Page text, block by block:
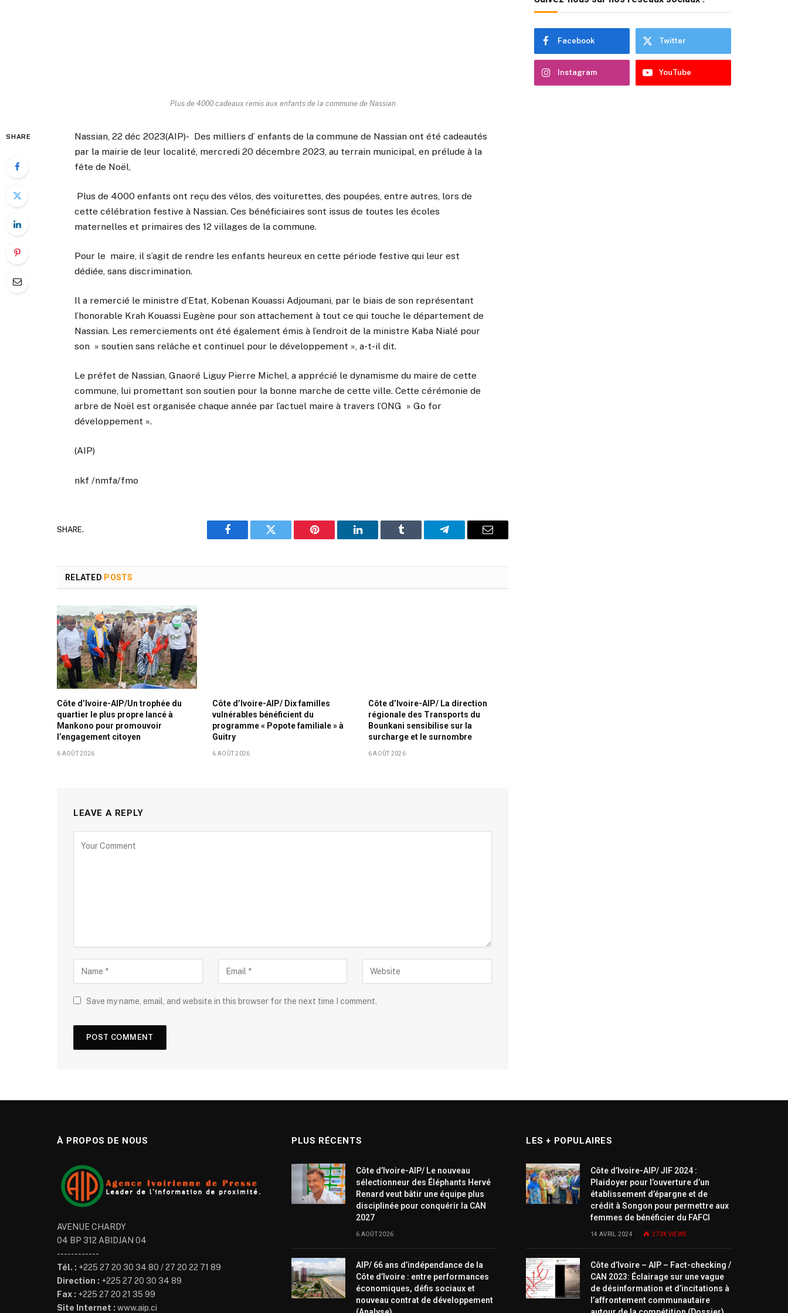
Plus de 4000 cadeaux remis aux enfants de la commune de Nassian
SHARE
Nassian, 22 déc 2023(AIP)- Des milliers d’ enfants de la commune de Nassian ont été cadeautés
par la mairie de leur localité, mercredi 20 décembre 2023, au terrain municipal, en prélude à la
fête de Noël,
Plus de 4000 enfants ont reçu des vélos, des voiturettes, des poupées, entre autres, lors de
cette célébration festive à Nassian. Ces bénéficiaires sont issus de toutes les écoles
maternelles et primaires des 12 villages de la commune.
Pour le maire, il s’agit de rendre les enfants heureux en cette période festive qui leur est
dédiée, sans discrimination.
Il a remercié le ministre d’Etat, Kobenan Kouassi Adjoumani, par le biais de son représentant
l’honorable Krah Kouassi Eugène pour son attachement à tout ce qui touche le département de
Nassian. Les remerciements ont été également émis à l’endroit de la ministre Kaba Nialé pour
son » soutien sans relâche et continuel pour le développement », a-t-il dit.
Le préfet de Nassian, Gnaoré Liguy Pierre Michel, a apprécié le dynamisme du maire de cette
commune, lui promettant son soutien pour la bonne marche de cette ville. Cette cérémonie de
arbre de Noël est organisée chaque année par l’actuel maire à travers l’ONG » Go for
développement ».
(AIP)
nkf /nmfa/fmo
SHARE.
Facebook Twitter Pinterest LinkedIn Tumblr Telegram Email
RELATED POSTS
Côte d’Ivoire-AIP/Un trophée du
quartier le plus propre lancé à
Mankono pour promouvoir
l’engagement citoyen
6 AOÛT 2026
Côte d’Ivoire-AIP/ Dix familles
vulnérables bénéficient du
programme « Popote familiale » à
Guitry
6 AOÛT 2026
Côte d’Ivoire-AIP/ La direction
régionale des Transports du
Bounkani sensibilise sur la
surcharge et le surnombre
6 AOÛT 2026
LEAVE A REPLY
Save my name, email, and website in this browser for the next time I comment.
Facebook Twitter
Instagram YouTube
À PROPOS DE NOUS
AVENUE CHARDY
04 BP 312 ABIDJAN 04
------------
Tél. : +225 27 20 30 34 80 / 27 20 22 71 89
Direction : +225 27 20 30 34 89
Fax : +225 27 20 21 35 99
Site Internet : www.aip.ci
PLUS RÉCENTS
Côte d’Ivoire-AIP/ Le nouveau
sélectionneur des Éléphants Hervé
Renard veut bâtir une équipe plus
disciplinée pour conquérir la CAN
2027
6 AOÛT 2026
AIP/ 66 ans d’indépendance de la
Côte d’Ivoire : entre performances
économiques, défis sociaux et
nouveau contrat de développement
LES + POPULAIRES
Côte d’Ivoire-AIP/ JIF 2024 :
Plaidoyer pour l’ouverture d’un
établissement d’épargne et de
crédit à Songon pour permettre aux
femmes de bénéficier du FAFCI
14 AVRIL 2024 273K VIEWS
Côte d’Ivoire – AIP – Fact-checking /
CAN 2023: Éclairage sur une vague
de désinformation et d’incitations à
l’affrontement communautaire